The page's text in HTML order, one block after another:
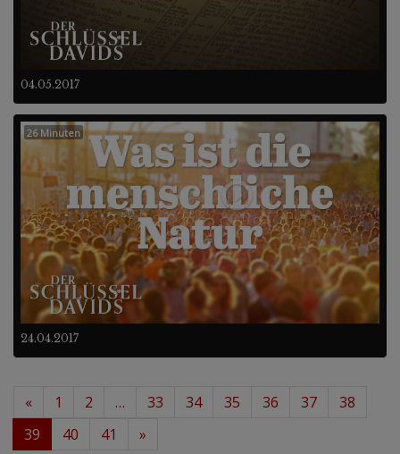
04.05.2017
24.04.2017
26 Minuten
« 1 2 … 33 34 35 36 37
38
39
40 41
»